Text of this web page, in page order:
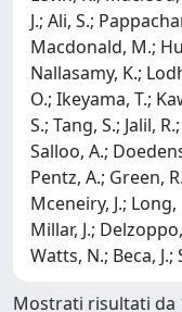
J.; Ali, S.;
Macdonald, M.;
Nallasamy, K.;
O.; Ikeyama, T.;
S.; Tang, S.; Jalil,
Salloo, A.;
Pentz, A.; Green,
Mceneiry, J.;
Millar, J.;
Watts, N.; Beca,
Mostrati risultati da